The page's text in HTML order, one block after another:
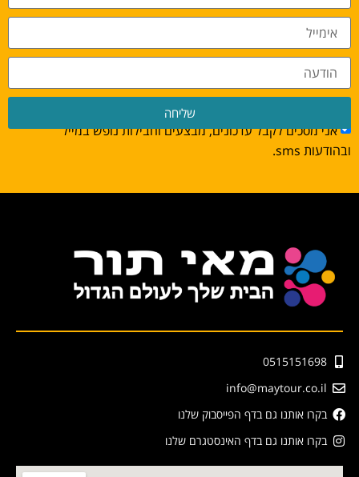
אני מסכים לקבל עדכונים, מבצעים וחבילות נופש במייל
ובהודעות sms.
שליחה
0515151698
info@maytour.co.il
בקרו אותנו גם בדף הפייסבוק שלנו
בקרו אותנו גם בדף האינסטגרם שלנו